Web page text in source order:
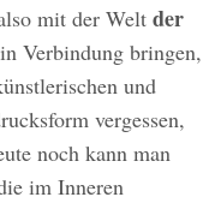
mit der Welt der
in Verbindung bringen,
und
vergessen,
noch kann man
im Inneren